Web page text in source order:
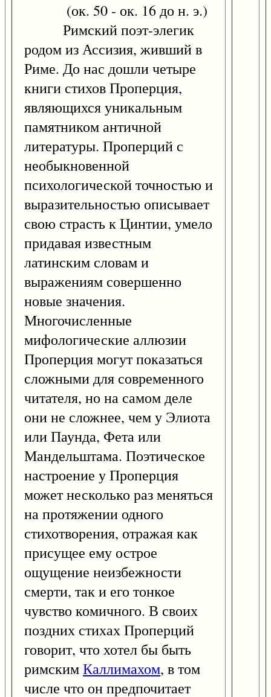
(ок. 50 - ок. 16 до н. э.)
Римский поэт-элегик
родом из Ассизия, живший в
Риме. До нас дошли четыре
книги стихов Проперция,
являющихся уникальным
памятником античной
литературы. Проперций с
необыкновенной
психологической точностью и
выразительностью описывает
свою страсть к Цинтии, умело
придавая известным
латинским словам и
выражениям совершенно
новые значения.
Многочисленные
мифологические аллюзии
Проперция могут показаться
сложными для современного
читателя, но на самом деле
они не сложнее, чем у Элиота
или Паунда, Фета или
Мандельштама. Поэтическое
настроение у Проперция
может несколько раз меняться
на протяжении одного
стихотворения, отражая как
присущее ему острое
ощущение неизбежности
смерти, так и его тонкое
чувство комичного. В своих
поздних стихах Проперций
говорит, что хотел бы быть
римскимКаллимахом, в том
числе что он предпочитает